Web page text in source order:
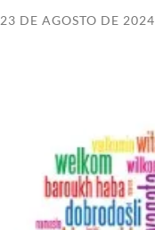
23 DE AGOSTO DE 2024